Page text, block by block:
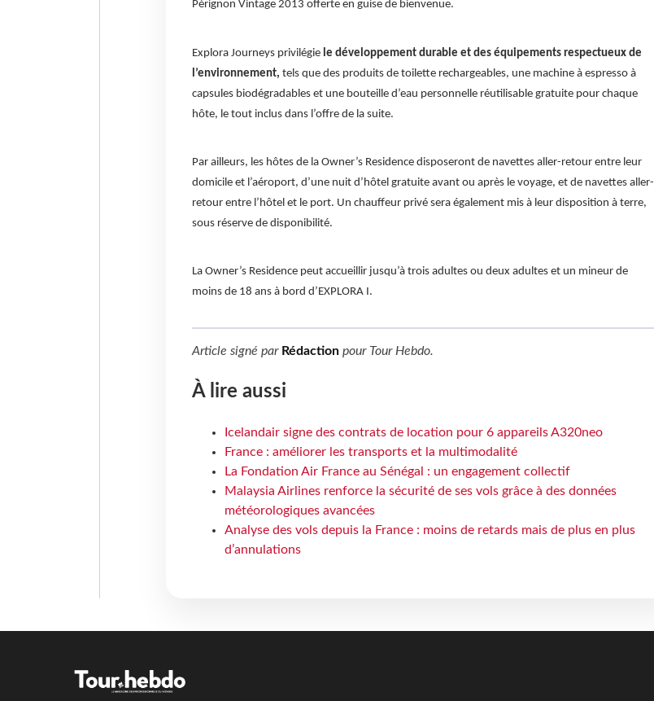
Pérignon Vintage 2013 offerte en guise de bienvenue.
Explora Journeys privilégie le développement durable et des équipements respectueux de
l’environnement, tels que des produits de toilette rechargeables, une machine à espresso à
capsules biodégradables et une bouteille d’eau personnelle réutilisable gratuite pour chaque
hôte, le tout inclus dans l’offre de la suite.
Par ailleurs, les hôtes de la Owner’s Residence disposeront de navettes aller-retour entre leur
domicile et l’aéroport, d’une nuit d’hôtel gratuite avant ou après le voyage, et de navettes aller-
retour entre l’hôtel et le port. Un chauffeur privé sera également mis à leur disposition à terre,
sous réserve de disponibilité.
La Owner’s Residence peut accueillir jusqu’à trois adultes ou deux adultes et un mineur de
moins de 18 ans à bord d’EXPLORA I.
Article signé par Rédactionpour Tour Hebdo.
À lire aussi
Icelandair signe des contrats de location pour 6 appareils A320neo
France : améliorer les transports et la multimodalité
La Fondation Air France au Sénégal : un engagement collectif
Malaysia Airlines renforce la sécurité de ses vols grâce à des données
météorologiques avancées
Analyse des vols depuis la France : moins de retards mais de plus en plus
d’annulations